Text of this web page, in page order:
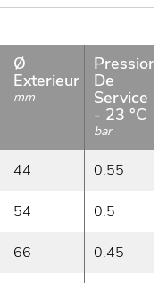
Ø
Exterieur
mm
Pression
De
Service
- 23 °C
bar
44 0.55
54 0.5
66 0.45